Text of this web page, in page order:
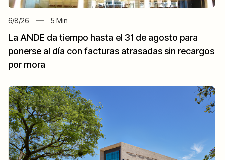
6/8/26 5 Min
La ANDE da tiempo hasta el 31 de agosto para
ponerse al día con facturas atrasadas sin recargos
por mora